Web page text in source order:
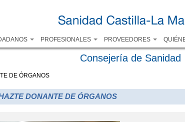
principal
PROFESIONALES PROVEEDORES
Consejería de Sanidad
DE ÓRGANOS
DONANTE DE ÓRGANOS